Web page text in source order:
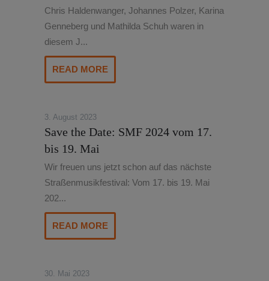
Chris Haldenwanger, Johannes Polzer, Karina
Genneberg und Mathilda Schuh waren in
diesem J...
READ MORE
3. August 2023
Save the Date: SMF 2024 vom 17.
bis 19. Mai
Wir freuen uns jetzt schon auf das nächste
Straßenmusikfestival: Vom 17. bis 19. Mai
202...
READ MORE
30. Mai 2023